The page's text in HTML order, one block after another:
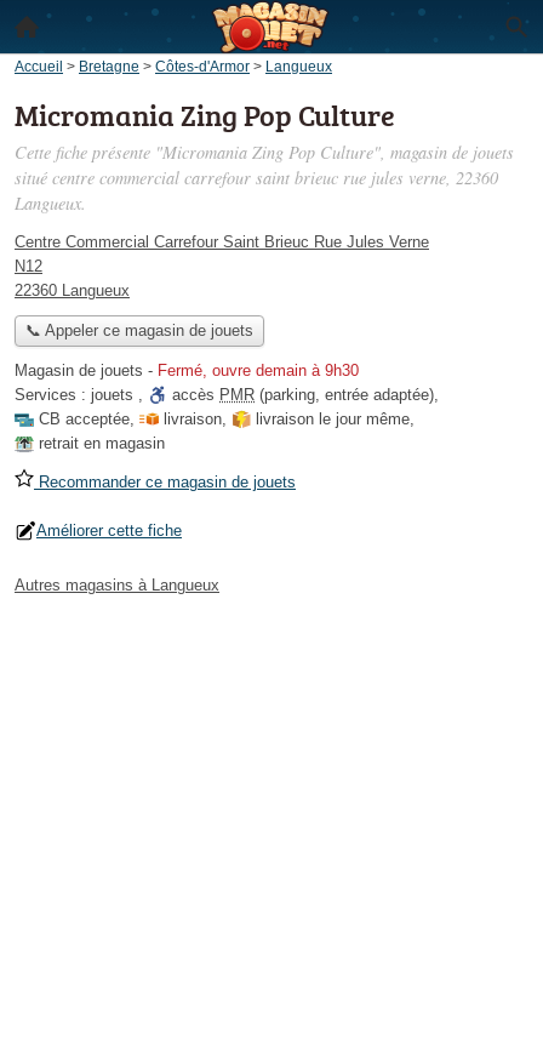
Accueil > Bretagne > Côtes-d'Armor > Langueux
Micromania Zing Pop Culture
Cette fiche présente "Micromania Zing Pop Culture", magasin de jouets
situé centre commercial carrefour saint brieuc rue jules verne, 22360
Langueux.
Centre Commercial Carrefour Saint Brieuc Rue Jules Verne
N12
22360 Langueux
📞 Appeler ce magasin de jouets
Magasin de jouets - Fermé, ouvre demain à 9h30
Services : jouets , accès PMR (parking, entrée adaptée),
CB acceptée, livraison, livraison le jour même,
retrait en magasin
Recommander ce magasin de jouets
Améliorer cette fiche
Autres magasins à Langueux